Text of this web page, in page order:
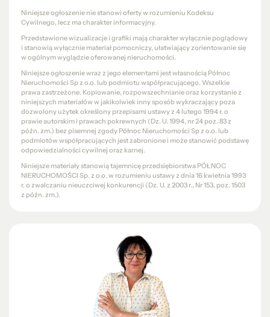
Niniejsze ogłoszenie nie stanowi oferty w rozumieniu Kodeksu
Cywilnego, lecz ma charakter informacyjny.
Przedstawione wizualizacje i grafiki mają charakter wyłącznie poglądowy
i stanowią wyłącznie materiał pomocniczy, ułatwiający zorientowanie się
w ogólnym wyglądzie oferowanej nieruchomości.
Niniejsze ogłoszenie wraz z jego elementami jest własnością Północ
Nieruchomości Sp z o.o. lub podmiotu współpracującego. Wszelkie
prawa zastrzeżone. Kopiowanie, rozpowszechnianie oraz korzystanie z
niniejszych materiałów w jakikolwiek inny sposób wykraczający poza
dozwolony użytek określony przepisami ustawy z 4 lutego 1994 r. o
prawie autorskim i prawach pokrewnych (Dz. U. 1994, nr 24 poz. 83 z
późn. zm.) bez pisemnej zgody Północ Nieruchomości Sp z o.o. lub
podmiotów współpracujących jest zabronione i może stanowić podstawę
odpowiedzialności cywilnej oraz karnej.
Niniejsze materiały stanowią tajemnicę przedsiębiorstwa PÓŁNOC
NIERUCHOMOŚCI Sp. z o.o. w rozumieniu ustawy z dnia 16 kwietnia 1993
r. o zwalczaniu nieuczciwej konkurencji (Dz. U. z 2003 r., Nr 153, poz. 1503
z późn. zm.).